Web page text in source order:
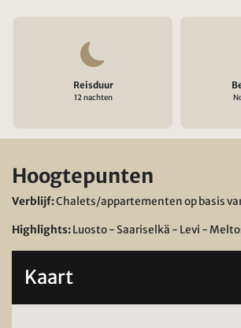
Reisduur
12 nachten
Hoogtepunten
Verblijf:Chalets/appartementen op basis
Highlights:Luosto - Saariselkä - Levi -
Kaart